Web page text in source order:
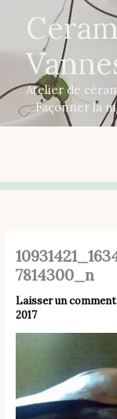
contenu
Atelier de
...Façonner la
7814300_n
Laisser un
2017